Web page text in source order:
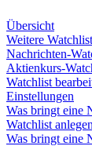
Übersicht
Weitere
Nachrichten-
Aktienkurs-
Watchlist
Einstellungen
Was bringt eine
Watchlist anlegen
Was bringt eine